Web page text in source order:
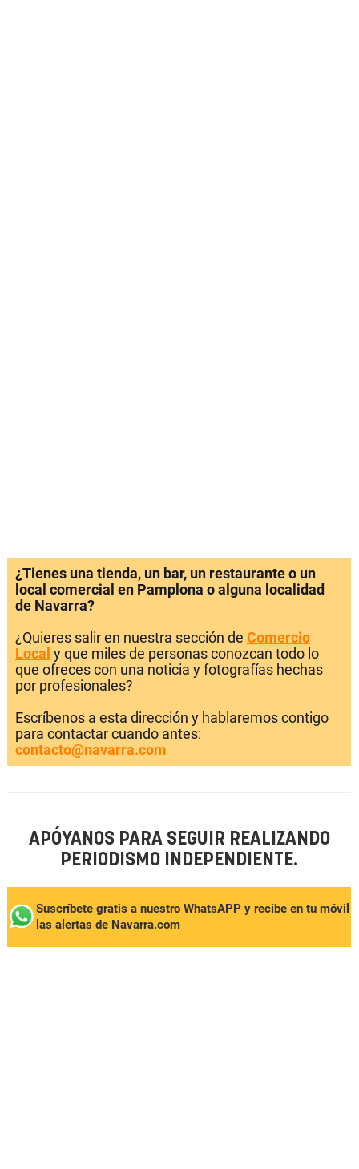
¿Tienes una tienda, un bar, un restaurante o un
local comercial en Pamplona o alguna localidad
de Navarra?
¿Quieres salir en nuestra sección de Comercio
Local y que miles de personas conozcan todo lo
que ofreces con una noticia y fotografías hechas
por profesionales?
Escríbenos a esta dirección y hablaremos contigo
para contactar cuando antes:
contacto@navarra.com
APÓYANOS PARA SEGUIR REALIZANDO
PERIODISMO INDEPENDIENTE.
Suscríbete gratis a nuestro WhatsAPP y recibe en tu móvil
las alertas de Navarra.com